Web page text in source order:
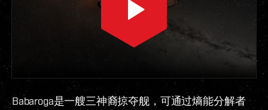
Babaroga是一艘三神裔掠夺舰，可通过熵能分解者